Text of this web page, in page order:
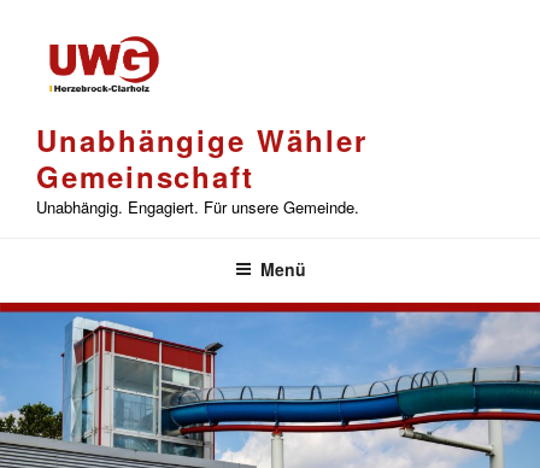
springen
Unabhängige Wähler
Gemeinschaft
Unabhängig. Engagiert. Für unsere Gemeinde.
Menü